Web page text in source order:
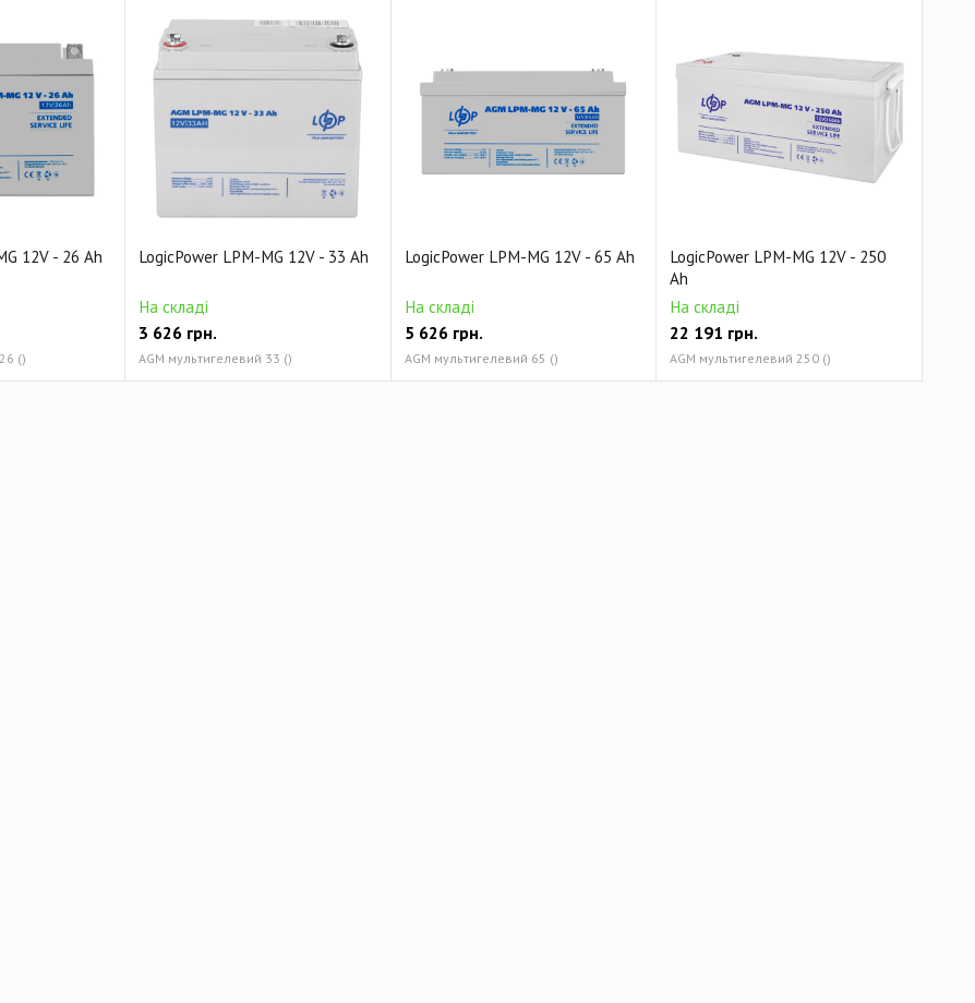
12V - 26 Ah
()
LogicPower LPM-MG 12V - 33 Ah
На складі
3 626грн.
AGM мультигелевий 33 ()
LogicPower LPM-MG 12V - 65 Ah
На складі
5 626грн.
AGM мультигелевий 65 ()
LogicPower LPM-MG 12V - 250
Ah
На складі
22 191 грн.
AGM мультигелевий 250 ()